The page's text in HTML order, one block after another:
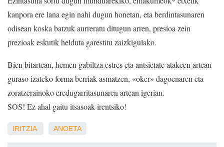
kanpora ere lana egin nahi dugun honetan, eta berdintasunaren
odisean koska batzuk aurreratu ditugun arren, presioa zein
prezioak eskutik helduta garestitu zaizkigulako.
Bien bitartean, hemen gabiltza estres eta antsietate atakeen artean
guraso izateko forma berriak asmatzen, «oker» dagoenaren eta
zoratzerainoko eredugarritasunaren artean igerian.
SOS! Ez ahal gaitu itsasoak irentsiko!
IRITZIA ANOETA